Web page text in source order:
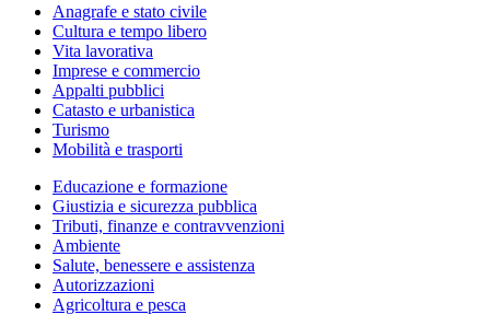
Anagrafe e stato civile
Cultura e tempo libero
Vita lavorativa
Imprese e commercio
Appalti pubblici
Catasto e urbanistica
Turismo
Mobilità e trasporti
Educazione e formazione
Giustizia e sicurezza pubblica
Tributi, finanze e contravvenzioni
Ambiente
Salute, benessere e assistenza
Autorizzazioni
Agricoltura e pesca